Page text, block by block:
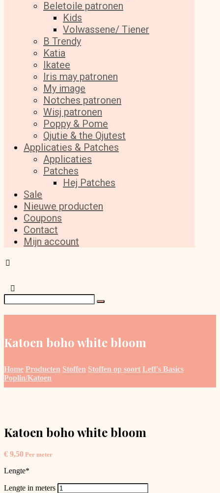
Beletoile patronen
Kids
Volwassene/ Tiener
B Trendy
Katia
Ikatee
Iris may patronen
My image
Notches patronen
Wisj patronen
Poppy & Pome
Qjutie & the Qjutest
Applicaties & Patches
Applicaties
Patches
Hej Patches
Sale
Nieuwe producten
Coupons
Contact
Mijn account
Katoen boho white bloom
Home Producten Stoffen Stoffen op soort Leff's Basics
Poplin/Katoen
Katoen boho white bloom
€ 9,50 Per meter
Lengte*
Lengte in meters